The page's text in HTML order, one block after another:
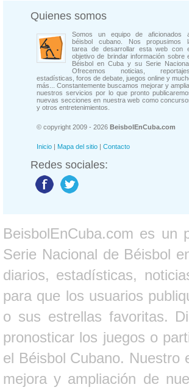
Quienes somos
Somos un equipo de aficionados
béisbol cubano. Nos propusimos
tarea de desarrollar esta web con
objetivo de brindar información sobre
Béisbol en Cuba y su Serie
Ofrecemos noticias, reportajes,
estadísticas, foros de debate, juegos online y
más... Constantemente buscamos mejorar y
nuestros servicios por lo que pronto
nuevas secciones en nuestra web como
y otros entretenimientos.
© copyright 2009 - 2026 BeisbolEnCuba.com
Inicio | Mapa del sitio | Contacto
Redes sociales:
BeisbolEnCuba.com es un
Serie Nacional de Béisbol
diarios, estadísticas,
para que los usuarios
o sus estrellas favoritas.
pronosticar los juegos o
el Béisbol Cubano. Nuestro
mejora y ampliación de